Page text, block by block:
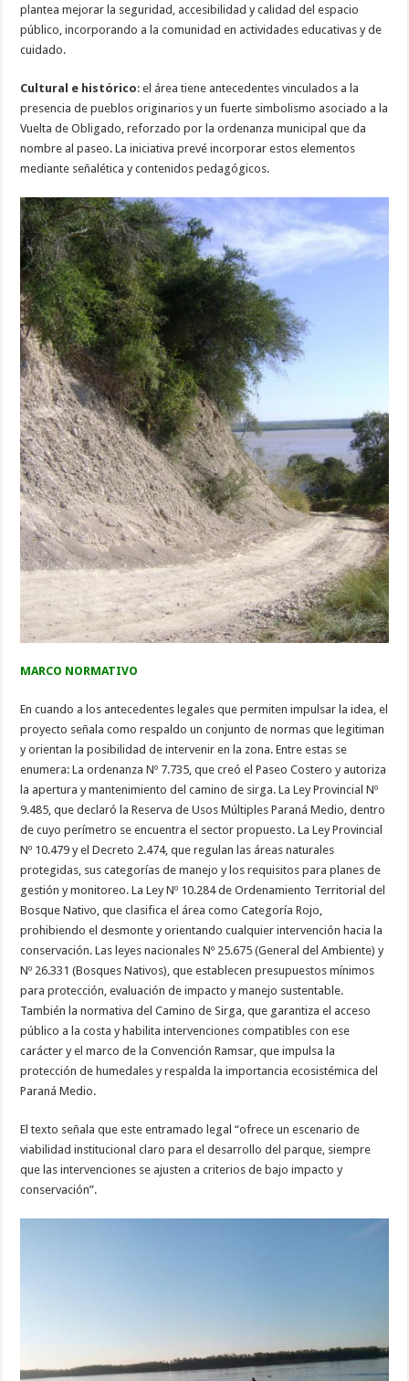
plantea mejorar la seguridad, accesibilidad y calidad del espacio
público, incorporando a la comunidad en actividades educativas y de
cuidado.
Cultural e histórico: el área tiene antecedentes vinculados a la
presencia de pueblos originarios y un fuerte simbolismo asociado a la
Vuelta de Obligado, reforzado por la ordenanza municipal que da
nombre al paseo. La iniciativa prevé incorporar estos elementos
mediante señalética y contenidos pedagógicos.
MARCO NORMATIVO
En cuando a los antecedentes legales que permiten impulsar la idea, el
proyecto señala como respaldo un conjunto de normas que legitiman
y orientan la posibilidad de intervenir en la zona. Entre estas se
enumera: La ordenanza Nº 7.735, que creó el Paseo Costero y autoriza
la apertura y mantenimiento del camino de sirga. La Ley Provincial Nº
9.485, que declaró la Reserva de Usos Múltiples Paraná Medio, dentro
de cuyo perímetro se encuentra el sector propuesto. La Ley Provincial
Nº 10.479 y el Decreto 2.474, que regulan las áreas naturales
protegidas, sus categorías de manejo y los requisitos para planes de
gestión y monitoreo. La Ley Nº 10.284 de Ordenamiento Territorial del
Bosque Nativo, que clasifica el área como Categoría Rojo,
prohibiendo el desmonte y orientando cualquier intervención hacia la
conservación. Las leyes nacionales Nº 25.675 (General del Ambiente) y
Nº 26.331 (Bosques Nativos), que establecen presupuestos mínimos
para protección, evaluación de impacto y manejo sustentable.
También la normativa del Camino de Sirga, que garantiza el acceso
público a la costa y habilita intervenciones compatibles con ese
carácter y el marco de la Convención Ramsar, que impulsa la
protección de humedales y respalda la importancia ecosistémica del
Paraná Medio.
El texto señala que este entramado legal “ofrece un escenario de
viabilidad institucional claro para el desarrollo del parque, siempre
que las intervenciones se ajusten a criterios de bajo impacto y
conservación”.